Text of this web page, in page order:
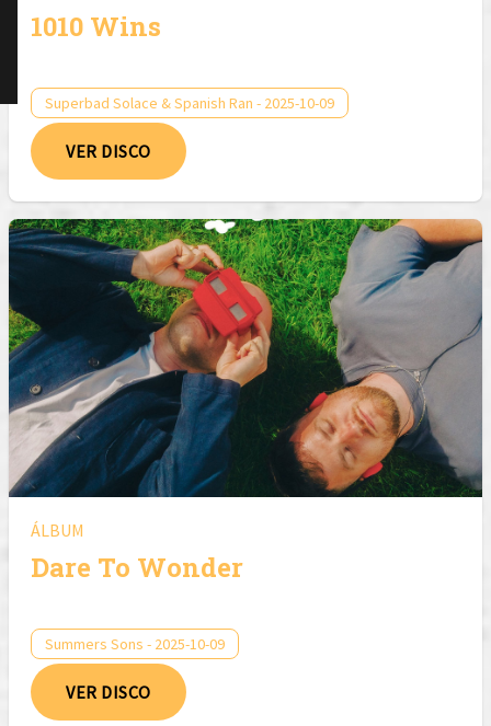
1010 Wins
Superbad Solace & Spanish Ran - 2025-10-09
VER DISCO
ÁLBUM
Dare To Wonder
Summers Sons - 2025-10-09
VER DISCO